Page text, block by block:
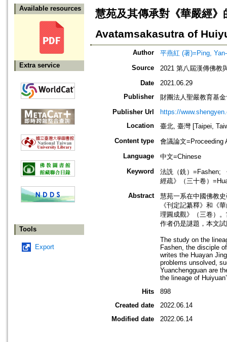
Available resources
Extra service
Tools
Export
慧苑及其傳承對《華嚴經
Avatamsakasutra of
Author
平燕紅 (著)=Ping,
Source
2021 第八屆漢傳佛教
Date
2021.06.29
Publisher
財團法人聖嚴教育基
Publisher Url
https://
Location
臺北, 臺灣 [Taipei,
Content type
會議論文=Proceeding
Language
中文=Chinese
Keyword
法詵（銑）=Fashen;
經疏》（三十卷）
Abstract
慧苑一系在中國佛教
《刊定記纂釋》和《
理圓成觀》（三卷）
作者仍是謎題，本文
The study on the
Fashen, the disciple
writes the Huayan
problems unsolved,
Yuanchengguan are
the lineage of
Hits
898
Created date
2022.06.14
Modified date
2022.06.14